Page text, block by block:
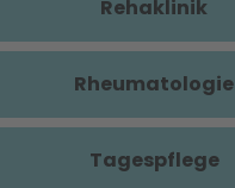
Rehaklinik
Rheumatologie
Tagespflege